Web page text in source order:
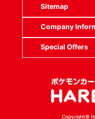
Sitemap
Company
Special Offers
Copyright©